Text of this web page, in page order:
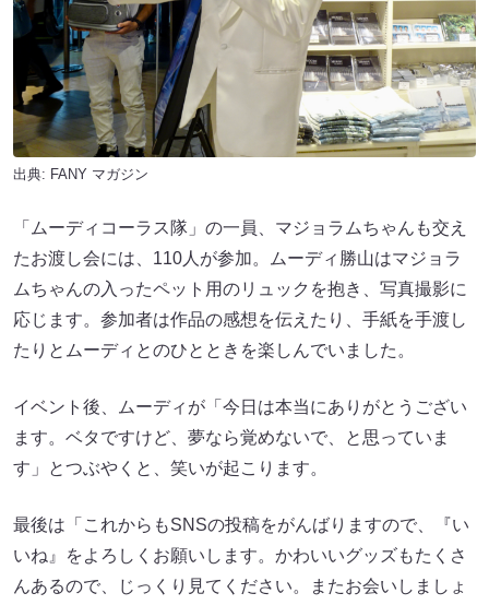
出典: FANY マガジン
「ムーディコーラス隊」の一員、マジョラムちゃんも交え
たお渡し会には、110人が参加。ムーディ勝山はマジョラ
ムちゃんの入ったペット用のリュックを抱き、写真撮影に
応じます。参加者は作品の感想を伝えたり、手紙を手渡し
たりとムーディとのひとときを楽しんでいました。
イベント後、ムーディが「今日は本当にありがとうござい
ます。ベタですけど、夢なら覚めないで、と思っていま
す」とつぶやくと、笑いが起こります。
最後は「これからもSNSの投稿をがんばりますので、『い
いね』をよろしくお願いします。かわいいグッズもたくさ
んあるので、じっくり見てください。またお会いしましょ